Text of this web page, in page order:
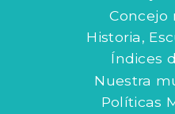
Concejo
Historia,
Índices
Nuestra
Políticas